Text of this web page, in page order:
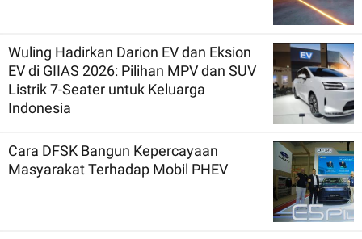
Wuling Hadirkan Darion EV dan Eksion
EV di GIIAS 2026: Pilihan MPV dan SUV
Listrik 7-Seater untuk Keluarga
Indonesia
Cara DFSK Bangun Kepercayaan
Masyarakat Terhadap Mobil PHEV